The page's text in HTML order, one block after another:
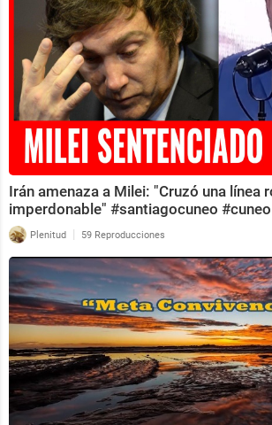
Irán amenaza a Milei: "Cruzó una línea
imperdonable" #santiagocuneo #cuneo
Plenitud | 59 Reproducciones